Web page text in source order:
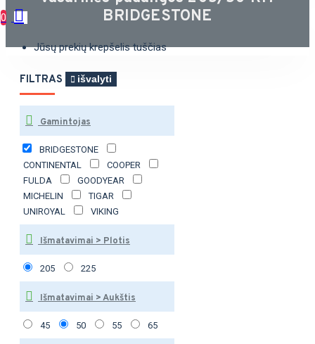
0
Jūsų prekių krepšelis tuščias
BRIDGESTONE
FILTRAS išvalyti
Gamintojas
BRIDGESTONE
CONTINENTAL
COOPER
FULDA
GOODYEAR
MICHELIN
TIGAR
UNIROYAL
VIKING
Išmatavimai > Plotis
205 225
Išmatavimai > Aukštis
45 50 55 65